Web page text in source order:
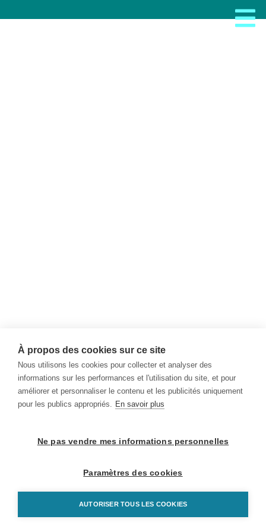
À propos des cookies sur ce site
Nous utilisons les cookies pour collecter et analyser des
informations sur les performances et l'utilisation du site, et pour
améliorer et personnaliser le contenu et les publicités uniquement
pour les publics appropriés. En savoir plus
Ne pas vendre mes informations personnelles
Paramètres des cookies
AUTORISER TOUS LES COOKIES